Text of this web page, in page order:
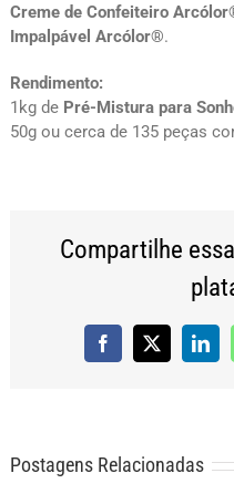
Creme de Confeiteiro
Impalpável Arcólor®.
Rendimento:
1kg de Pré-Mistura para
50g ou cerca de 135 peças
Compartilhe
Facebook
X
Postagens Relacionadas